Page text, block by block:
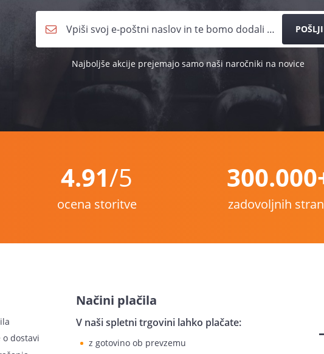
POŠLJI
Najboljše akcije prejemajo samo naši naročniki na novice
4.91/5
ocena storitve zadovoljnih
dostavi
Načini plačila
V naši spletni trgovini lahko plačate:
z gotovino ob prevzemu